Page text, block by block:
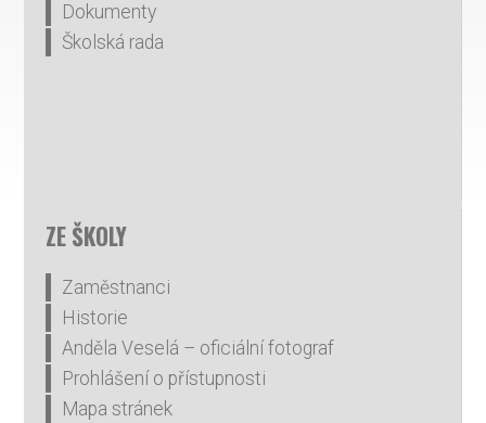
Dokumenty
Školská rada
ZE ŠKOLY
Zaměstnanci
Historie
Anděla Veselá – oficiální fotograf
Prohlášení o přístupnosti
Mapa stránek